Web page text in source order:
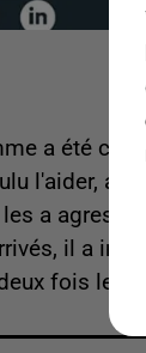
a été
l'aider,
a
il a
fois